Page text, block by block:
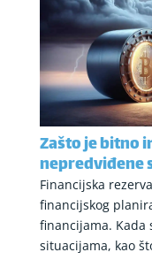
Zašto je bitno
nepredviđene
Financijska
financijskog
financijama. Kada
situacijama, kao